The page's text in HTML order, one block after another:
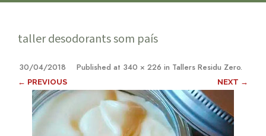
taller desodorants som país
Published
30/04/2018 at 340 × 226 in Tallers Residu Zero.
← PREVIOUS NEXT →